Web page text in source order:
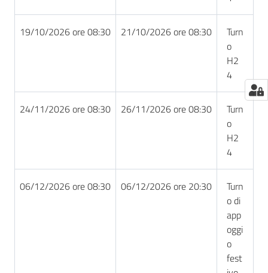
19/10/2026 ore 08:30 21/10/2026 ore 08:30
Turn
o
H2
4
24/11/2026 ore 08:30 26/11/2026 ore 08:30
Turn
o
H2
4
06/12/2026 ore 08:30 06/12/2026 ore 20:30
Turn
o di
app
oggi
o
fest